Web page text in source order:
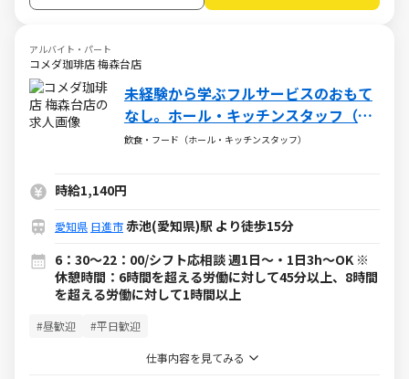
アルバイト・パート
コメダ珈琲店 梅森台店
未経験から学ぶフルサービスのおもて
なし。ホール・キッチンスタッフ（ア
ルバイト・パート）求人
飲食・フード（ホール・キッチンスタッフ）
時給1,140円
愛知県 日進市赤池(愛知県)駅 より徒歩15分
6：30～22：00/シフト応相談 週1日～・1日3h～OK ※
休憩時間：6時間を超える労働に対して45分以上、8時間
を超える労働に対して1時間以上
#昼歓迎 #平日歓迎
仕事内容を見てみる